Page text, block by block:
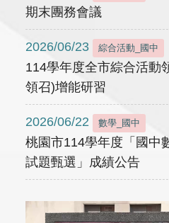
期末團務會議
2026/06/23 綜合活動_國中
114學年度全市綜合活動
領召)增能研習
2026/06/22 數學_國中
桃園市114學年度「國中
試題甄選」成績公告